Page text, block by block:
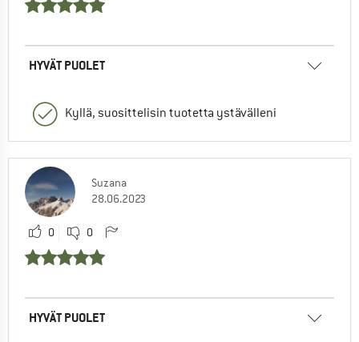
HYVÄT PUOLET
Kyllä, suosittelisin tuotetta ystävälleni
Suzana
28.06.2023
0 0
HYVÄT PUOLET